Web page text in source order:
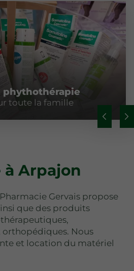
phythothérapie
toute la famille
à Arpajon
Gervais propose
que des produits
Nous
et location du matériel